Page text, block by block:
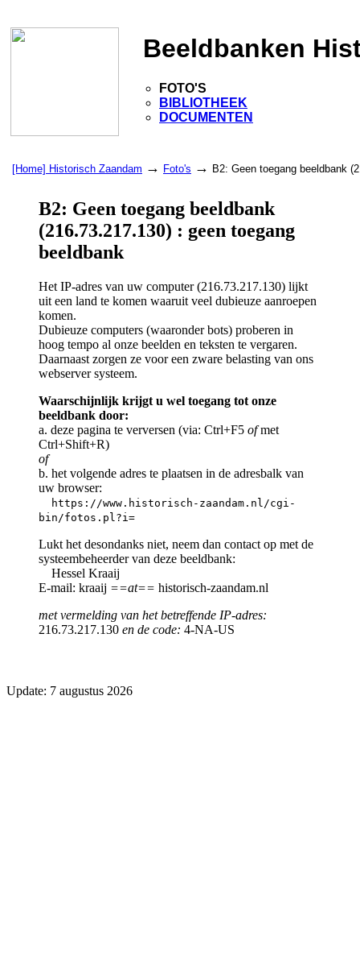
Beeldbanken
FOTO'S
BIBLIOTHEEK
DOCUMENTEN
[Home] Historisch Zaandam → Foto's → B2: Geen toegang beeldbank
B2: Geen toegang beeldbank
(216.73.217.130) : geen toegang
beeldbank
Het IP-adres van uw computer (216.73.217.130) lijkt
uit een land te komen waaruit veel dubieuze aanroepen
komen.
Dubieuze computers (waaronder bots) proberen in
hoog tempo al onze beelden en teksten te vergaren.
Daarnaast zorgen ze voor een zware belasting van ons
webserver systeem.
Waarschijnlijk krijgt u wel toegang tot onze
beeldbank door:
a. deze pagina te verversen (via: Ctrl+F5 ofmet
Ctrl+Shift+R)
of
b. het volgende adres te plaatsen in de adresbalk van
uw browser:
https://www.historisch-zaandam.nl/cgi-
bin/fotos.pl?i=
Lukt het desondanks niet, neem dan contact op met de
systeembeheerder van deze beeldbank:
Hessel Kraaij
E-mail: kraaij ==at== historisch-zaandam.nl
met vermelding van het betreffende IP-adres:
216.73.217.130 en de code: 4-NA-US
Update: 7 augustus 2026